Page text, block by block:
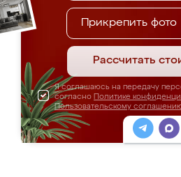
Прикрепить фото
Рассчитать
Я соглашаюсь на передачу
согласно Политике
Пользовательскому